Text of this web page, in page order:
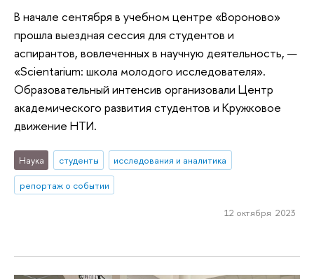
В начале сентября в учебном центре «Вороново»
прошла выездная сессия для студентов и
аспирантов, вовлеченных в научную деятельность, —
«Scientarium: школа молодого исследователя».
Образовательный интенсив организовали Центр
академического развития студентов и Кружковое
движение НТИ.
Наука студенты
исследования и аналитика
репортаж о событии
12 октября 2023